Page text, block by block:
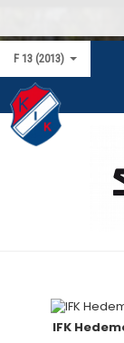
F 13 (2013)
HEM
BILDGALLERI
IFK